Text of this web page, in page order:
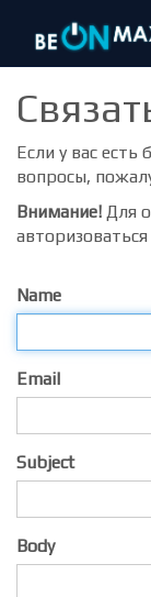
Если у вас есть
вопросы,
Внимание! Для
авторизоваться
Name
Email
Subject
Body